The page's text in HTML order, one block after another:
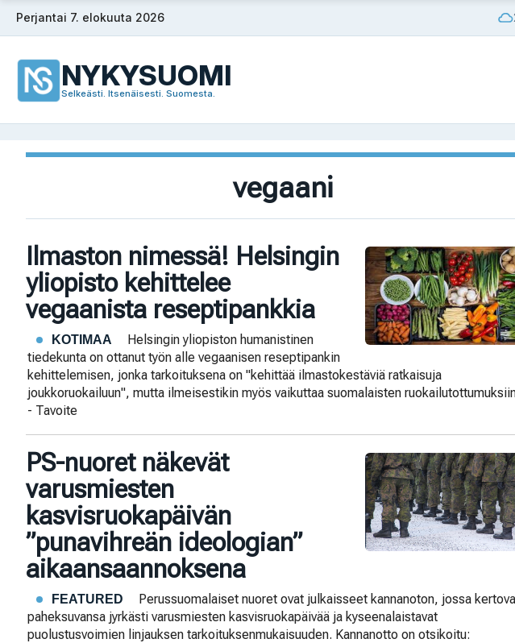
Siirry
sisältöön
Perjantai 7. elokuuta 2026
NYKYSUOMI
Selkeästi. Itsenäisesti. Suomesta.
vegaani
Ilmaston nimessä! Helsingin
yliopisto kehittelee
vegaanista reseptipankkia
KOTIMAA
Helsingin yliopiston humanistinen
tiedekunta on ottanut työn alle vegaanisen reseptipankin
kehittelemisen, jonka tarkoituksena on "kehittää ilmastokestäviä ratkaisuja
joukkoruokailuun", mutta ilmeisestikin myös vaikuttaa suomalaisten
- Tavoite
PS-nuoret näkevät
varusmiesten
kasvisruokapäivän
”punavihreän ideologian”
aikaansaannoksena
FEATURED
Perussuomalaiset nuoret ovat julkaisseet kannanoton, jossa
paheksuvansa jyrkästi varusmiesten kasvisruokapäivää ja kyseenalaistavat
puolustusvoimien linjauksen tarkoituksenmukaisuuden. Kannanotto on otsikoitu: